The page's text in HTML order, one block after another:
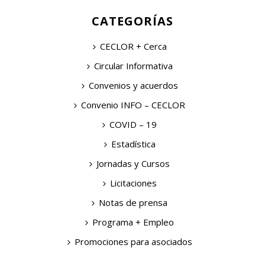
CATEGORÍAS
CECLOR + Cerca
Circular Informativa
Convenios y acuerdos
Convenio INFO – CECLOR
COVID – 19
Estadística
Jornadas y Cursos
Licitaciones
Notas de prensa
Programa + Empleo
Promociones para asociados